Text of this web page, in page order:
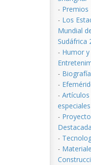
- Premios
- Los
Mundial
Sudáfrica
- Humor y
-
-
- Artículos
especiales
-
-
-